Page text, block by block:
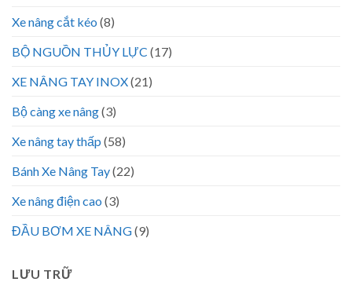
Xe nâng cắt kéo (8)
BỘ NGUỒN THỦY LỰC (17)
XE NÂNG TAY INOX(21)
Bộ càng xe nâng(3)
Xe nâng tay thấp (58)
Bánh Xe Nâng Tay(22)
Xe nâng điện cao (3)
ĐẦU BƠM XE NÂNG(9)
LƯU TRỮ